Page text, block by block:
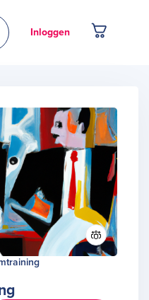
Inloggen